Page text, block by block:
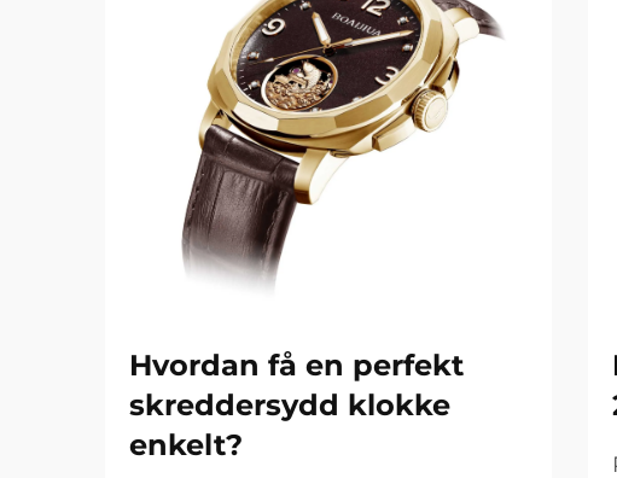
Hvordan få en perfekt
skreddersydd klokke
enkelt?